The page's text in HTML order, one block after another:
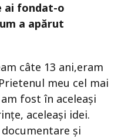
ai fondat-o
a apărut
câte 13 ani,eram
meu cel mai
fost în aceleași
aceleași idei.
și